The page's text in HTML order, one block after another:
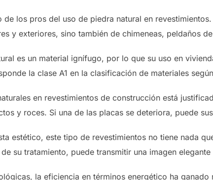
de los pros del uso de piedra natural en
y exteriores, sino también de chimeneas, peldaños
es un material ignífugo, por lo que su uso en
la clase A1 en la clasificación de materiales
en revestimientos de construcción está
y roces. Si una de las placas se deteriora, puede
estético, este tipo de revestimientos no tiene nada
su tratamiento, puede transmitir una imagen
la eficiencia en términos energético ha